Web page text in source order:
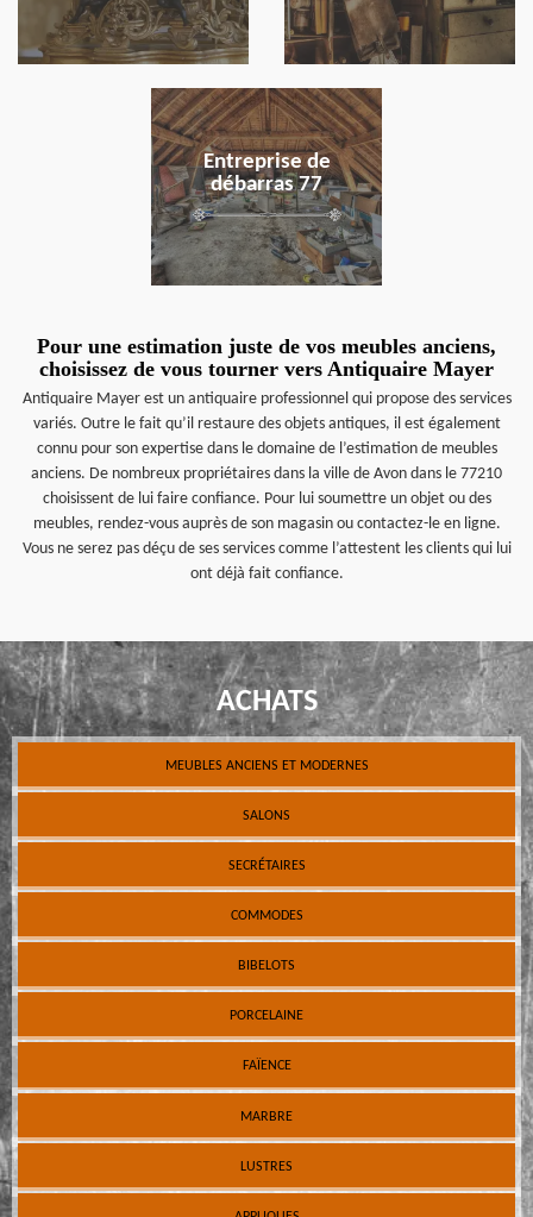
Entreprise de
débarras 77
en savoir plus
Pour une estimation juste de vos meubles anciens,
choisissez de vous tourner vers Antiquaire Mayer
Antiquaire Mayer est un antiquaire professionnel qui propose des services
variés. Outre le fait qu’il restaure des objets antiques, il est également
connu pour son expertise dans le domaine de l’estimation de meubles
anciens. De nombreux propriétaires dans la ville de Avon dans le 77210
choisissent de lui faire confiance. Pour lui soumettre un objet ou des
meubles, rendez-vous auprès de son magasin ou contactez-le en ligne.
Vous ne serez pas déçu de ses services comme l’attestent les clients qui lui
ont déjà fait confiance.
ACHATS
MEUBLES ANCIENS ET MODERNES
SALONS
SECRÉTAIRES
COMMODES
BIBELOTS
PORCELAINE
FAÏENCE
MARBRE
LUSTRES